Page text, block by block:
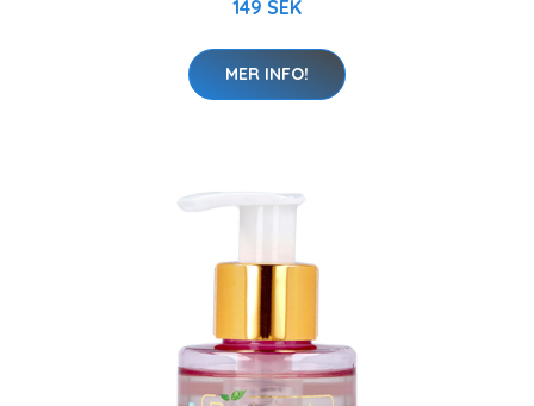
149 SEK
MER INFO!